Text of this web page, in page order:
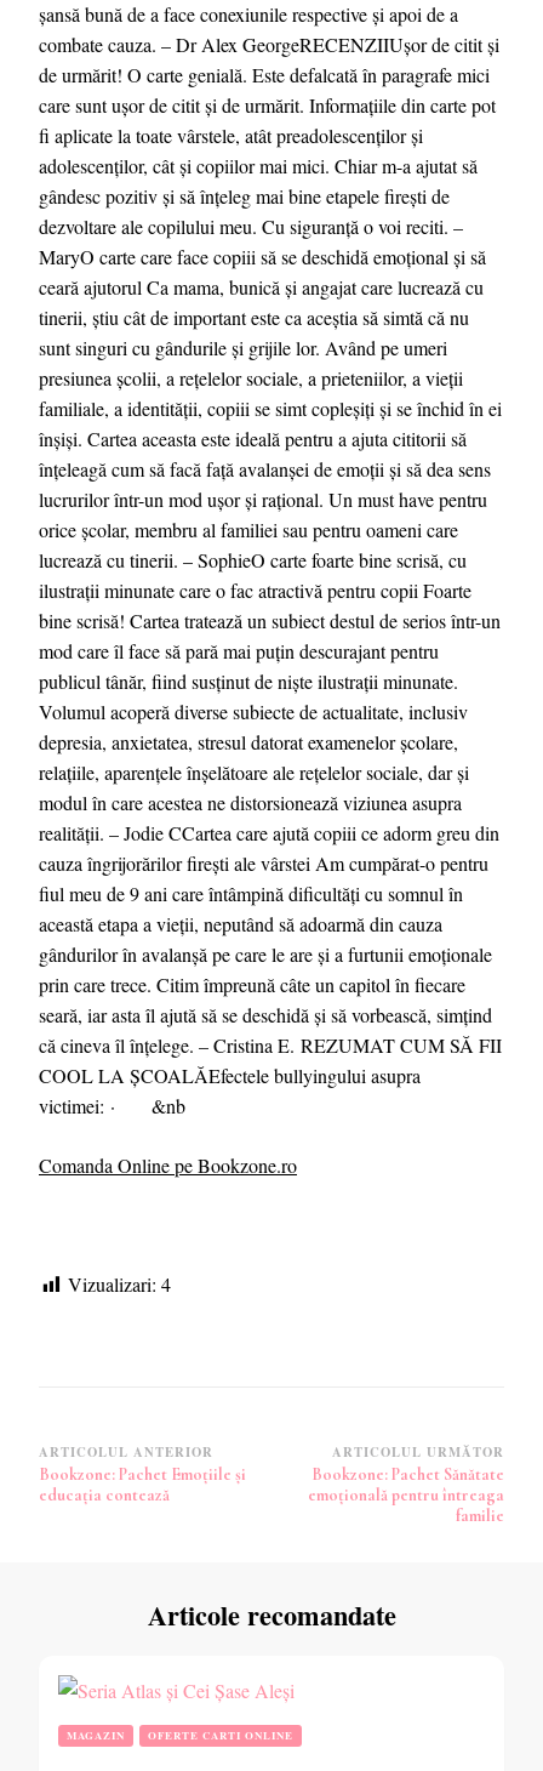
șansă bună de a face conexiunile respective și apoi de a
combate cauza. – Dr Alex GeorgeRECENZIIUșor de citit și
de urmărit! O carte genială. Este defalcată în paragrafe mici
care sunt ușor de citit și de urmărit. Informațiile din carte pot
fi aplicate la toate vârstele, atât preadolescenților și
adolescenților, cât și copiilor mai mici. Chiar m-a ajutat să
gândesc pozitiv și să înțeleg mai bine etapele firești de
dezvoltare ale copilului meu. Cu siguranță o voi reciti. –
MaryO carte care face copiii să se deschidă emoțional și să
ceară ajutorul Ca mama, bunică și angajat care lucrează cu
tinerii, știu cât de important este ca aceștia să simtă că nu
sunt singuri cu gândurile și grijile lor. Având pe umeri
presiunea școlii, a rețelelor sociale, a prieteniilor, a vieții
familiale, a identității, copiii se simt copleșiți și se închid în ei
înșiși. Cartea aceasta este ideală pentru a ajuta cititorii să
înțeleagă cum să facă față avalanșei de emoții și să dea sens
lucrurilor într-un mod ușor și rațional. Un must have pentru
orice școlar, membru al familiei sau pentru oameni care
lucrează cu tinerii. – SophieO carte foarte bine scrisă, cu
ilustrații minunate care o fac atractivă pentru copii Foarte
bine scrisă! Cartea tratează un subiect destul de serios într-un
mod care îl face să pară mai puțin descurajant pentru
publicul tânăr, fiind susținut de niște ilustrații minunate.
Volumul acoperă diverse subiecte de actualitate, inclusiv
depresia, anxietatea, stresul datorat examenelor școlare,
relațiile, aparențele înșelătoare ale rețelelor sociale, dar și
modul în care acestea ne distorsionează viziunea asupra
realității. – Jodie CCartea care ajută copiii ce adorm greu din
cauza îngrijorărilor firești ale vârstei Am cumpărat-o pentru
fiul meu de 9 ani care întâmpină dificultăți cu somnul în
această etapa a vieții, neputând să adoarmă din cauza
gândurilor în avalanșă pe care le are și a furtunii emoționale
prin care trece. Citim împreună câte un capitol în fiecare
seară, iar asta îl ajută să se deschidă și să vorbească, simțind
că cineva îl înțelege. – Cristina E. REZUMAT CUM SĂ FII
COOL LA ȘCOALĂEfectele bullyingului asupra
victimei: · &nb
Comanda Online pe Bookzone.ro
Vizualizari: 4
Navigare
în
ARTICOLUL ANTERIOR
Bookzone: Pachet Emoțiile și
educația contează
ARTICOLUL URMĂTOR
Bookzone: Pachet Sănătate
emoțională pentru întreaga
familie
Articole recomandate
MAGAZIN OFERTE CARTI ONLINE